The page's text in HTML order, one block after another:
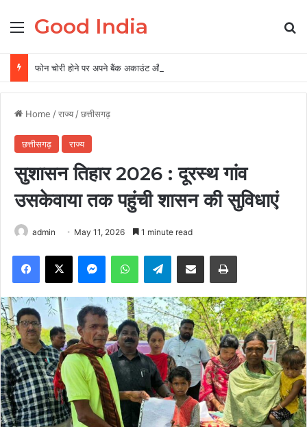
Menu
Good India
Home /राज्य /छत्तीसगढ़
छत्तीसगढ़ राज्य
सुशासन तिहार 2026 : दूरस्थ गांव
उसकेवाया तक पहुंची शासन की सुविधाएं
admin May 11, 2026 1 minute read
Facebook
X MessengerWhatsAppTelegramShare via Email Print